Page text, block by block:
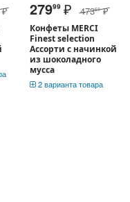
₽ 27999 ₽ 47369 ₽
Конфеты MERCI
Finest selection
Ассорти с начинкой
из шоколадного
мусса
2 варианта товара